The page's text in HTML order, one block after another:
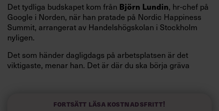
Det tydliga budskapet kom från Björn Lundin, hr-chef på
Google i Norden, när han pratade på Nordic Happiness
Summit, arrangerat av Handelshögskolan i Stockholm
nyligen.
Det som händer dagligdags på arbetsplatsen är det
viktigaste, menar han. Det är där du ska börja gräva
och höjt arbetsglädjen på Google:
Fortsätt läsa kostnadsfritt!